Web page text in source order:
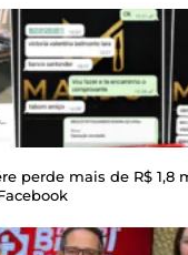
perde mais de R$ 1,8